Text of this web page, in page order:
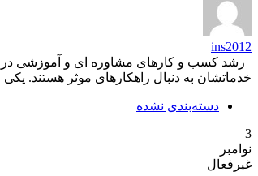
ins2012
رشد کسب و کارهای مشاوره ای و آموزشی در
خدماتشان به دنبال راهکارهای موثر هستند.
دسته‌بندی نشده
3
نوامبر
غیرفعال